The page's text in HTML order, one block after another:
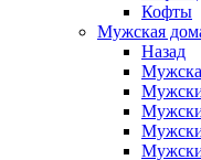
Кофты
Мужская
Назад